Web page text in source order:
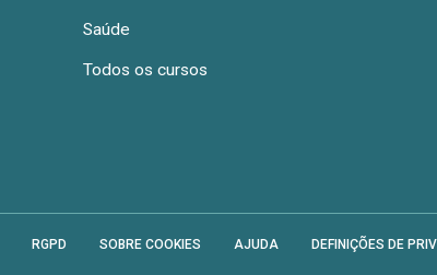
Saúde
Todos os cursos
RGPD SOBRE COOKIES AJUDA DEFINIÇÕES DE